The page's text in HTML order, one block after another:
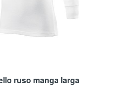
ruso manga larga